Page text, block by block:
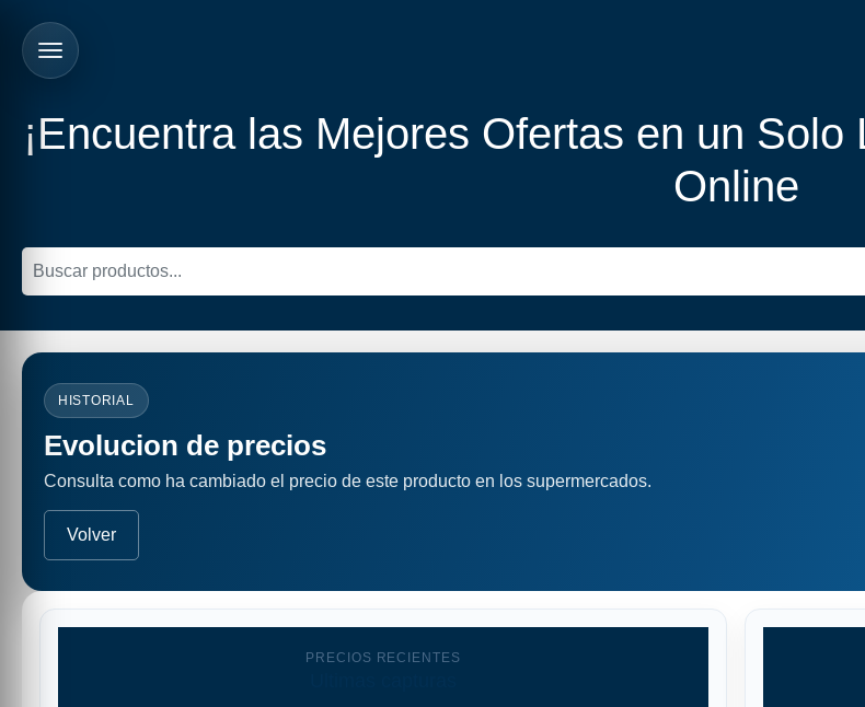
¡Encuentra las Mejores Ofertas en un
Online
HISTORIAL
Evolucion de precios
Consulta como ha cambiado el precio de este producto en los supermercados.
Volver
PRECIOS RECIENTES